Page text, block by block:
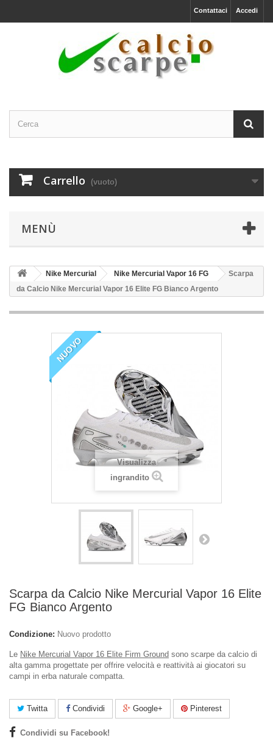
Accedi
Contattaci
Carrello (vuoto)
MENÙ
Nike Mercurial Nike Mercurial Vapor 16 FG
Scarpa
da Calcio Nike Mercurial Vapor 16 Elite FG Bianco Argento
NUOVO
Visualizza
ingrandito
Scarpa da Calcio Nike Mercurial Vapor 16 Elite
FG Bianco Argento
Condizione: Nuovo prodotto
Le Nike Mercurial Vapor 16 Elite Firm Ground sono scarpe da calcio di
alta gamma progettate per offrire velocità e reattività ai giocatori su
campi in erba naturale compatta.
Twitta Condividi Google+ Pinterest
Condividi su Facebook!